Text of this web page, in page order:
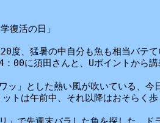
復活の日 」
度、猛暑の中自分も魚も相当バテ
：00に須田さんと、Uポイントから
ッ」とした熱い風が吹いている、今
トは午前中、それ以降はおそらく